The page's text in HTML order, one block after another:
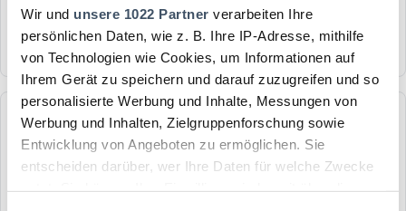
Wir und unsere 1022 Partner verarbeiten Ihre
persönlichen Daten, wie z. B. Ihre IP-Adresse, mithilfe
von Technologien wie Cookies, um Informationen auf
Ihrem Gerät zu speichern und darauf zuzugreifen und so
personalisierte Werbung und Inhalte, Messungen von
Werbung und Inhalten, Zielgruppenforschung sowie
Entwicklung von Angeboten zu ermöglichen. Sie
entscheiden darüber, wer Ihre Daten für welche Zwecke
Krankheitstagen nach Bundesland.
STEUER
Kilometerpauschale
Kilometerpauschale für Steuererklärung oder